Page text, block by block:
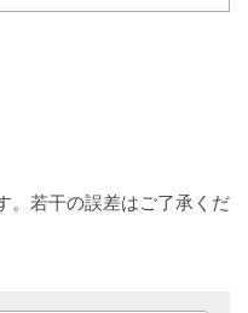
。若干の誤差はご了承くだ